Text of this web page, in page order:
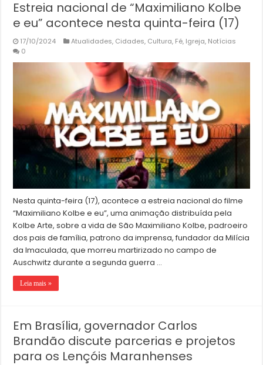
Estreia nacional de “Maximiliano Kolbe
e eu” acontece nesta quinta-feira (17)
17/10/2024 Atualidades, Cidades, Cultura, Fé, Igreja, Notícias
0
Nesta quinta-feira (17), acontece a estreia nacional do filme
“Maximiliano Kolbe e eu”, uma animação distribuída pela
Kolbe Arte, sobre a vida de São Maximiliano Kolbe, padroeiro
dos pais de família, patrono da imprensa, fundador da Milícia
da Imaculada, que morreu martirizado no campo de
Auschwitz durante a segunda guerra …
Leia mais »
Em Brasília, governador Carlos
Brandão discute parcerias e projetos
para os Lençóis Maranhenses